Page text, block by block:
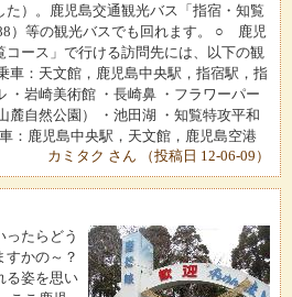
）。鹿児島交通観光バス「指宿・知覧
）等の観光バスでも回れます。 ○ 鹿児
ース」で行ける訪問先には、以下の観
車：天文館，鹿児島中央駅，指宿駅，指
岩崎美術館 ・長崎鼻 ・フラワーパー
麓自然公園） ・池田湖 ・知覧特攻平和
：鹿児島中央駅，天文館，鹿児島空港
カミタク さん （投稿日 12-06-09）
ったらどう
すかの～？
る姿を思い